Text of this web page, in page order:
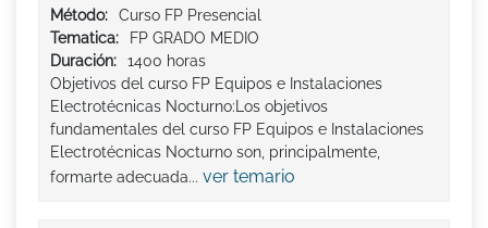
Método:
Curso FP Presencial
Tematica:
FP GRADO MEDIO
Duración:
1400 horas
Objetivos del curso FP Equipos e Instalaciones
Electrotécnicas Nocturno:Los objetivos
fundamentales del curso FP Equipos e Instalaciones
Electrotécnicas Nocturno son, principalmente,
formarte adecuada... ver temario